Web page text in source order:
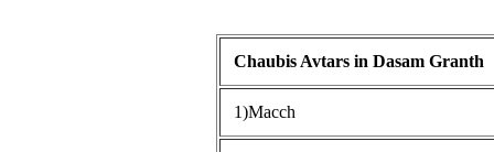
Chaubis Avtars in Dasam Granth
1)Macch